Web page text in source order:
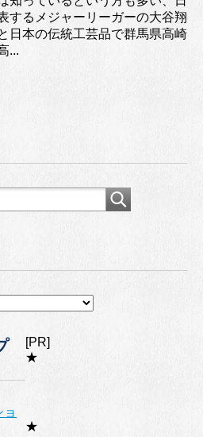
するメジャーリーガーの大谷翔
日本の伝統工芸品で群馬県高崎
...
[PR]
★
★